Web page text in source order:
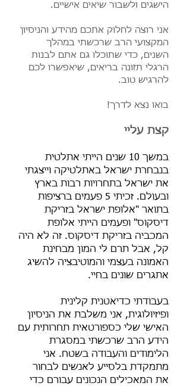
הישגים ולשבור שיאים אישיים.
אני רוצה לחלוק אתכם מהידע והניסיון
המקצועי הרב שרכשתי במהלך
השנים, כדי שתוכלו גם אתם לבנות
הרגלי תזונה בריאים, שיאפשרו לכם
להרגיש טוב.
בואו נצא לדרך!
קצת עליי
במשך 10 שנים הייתי אתלטית
בנבחרת ישראל באתלטיקה וייצגתי
את ישראל בתחרויות רבות בארץ
ובעולם. זכיתי 5 פעמים ברציפות
בתואר "אלופת ישראל בזריקת
דיסקוס" ופעמים הייתי אלופת
המכביה בזריקת דיסקוס. זה לא היה
קל, אבל תרם לי המון מבחינת
האמונה בעצמי והמוטיבציה להשיג
אתגרים שונים בחיי.
בעבודתי כדיאטנית קלינית
ופיזיולוגית, אני משלבת את הניסיון
האישי שלי כספורטאית תחרותית עם
הידע הרב שרכשתי במסגרת
הלימודים והעבודה בשטח. אני
מתמקדת בלסייע לאנשים לבחור
את המאכילים הנכונים עבורם כדי